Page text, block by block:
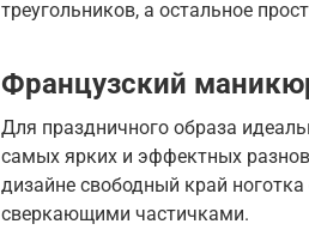
треугольников, а остальное
Французский
Для праздничного образа
самых ярких и эффектных
дизайне свободный край
сверкающими частичками.